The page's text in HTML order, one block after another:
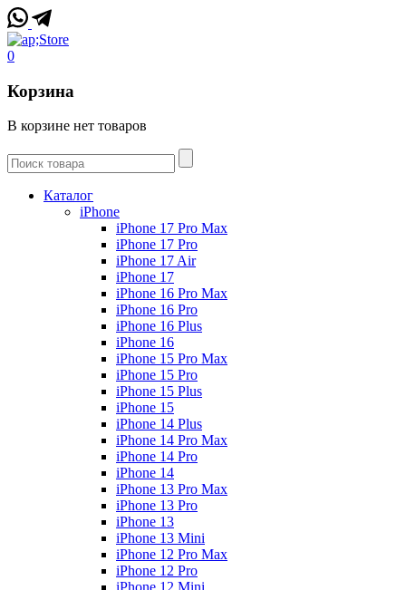
0
Корзина
В корзине нет товаров
Каталог
iPhone
iPhone 17 Pro Max
iPhone 17 Pro
iPhone 17 Air
iPhone 17
iPhone 16 Pro Max
iPhone 16 Pro
iPhone 16 Plus
iPhone 16
iPhone 15 Pro Max
iPhone 15 Pro
iPhone 15 Plus
iPhone 15
iPhone 14 Plus
iPhone 14 Pro Max
iPhone 14 Pro
iPhone 14
iPhone 13 Pro Max
iPhone 13 Pro
iPhone 13
iPhone 13 Mini
iPhone 12 Pro Max
iPhone 12 Pro